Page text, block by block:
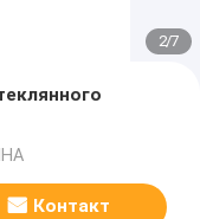
2/7
Контакт